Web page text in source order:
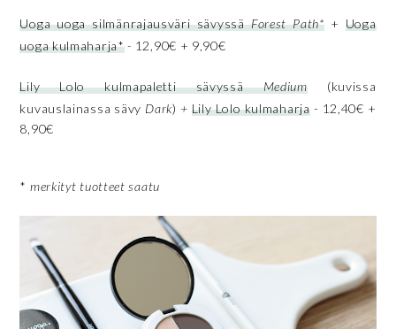
Uoga uoga silmänrajausväri sävyssäForest Path* + Uoga
uoga kulmaharja*- 12,90€ + 9,90€
Lily Lolo kulmapaletti sävyssäMedium
(kuvissa
kuvauslainassa sävy Dark) + Lily Lolo kulmaharja- 12,40€ +
8,90€
* merkityt tuotteet saatu